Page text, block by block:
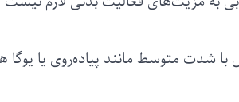
شدت متوسط مانند پیاده‌روی یا یوگا